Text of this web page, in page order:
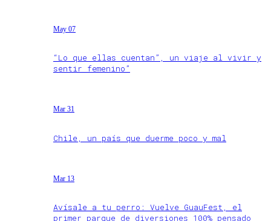
May 07
“Lo que ellas cuentan”, un viaje al vivir y
sentir femenino”
Mar 31
Chile, un país que duerme poco y mal
Mar 13
Avísale a tu perro: Vuelve GuauFest, el
primer parque de diversiones 100% pensado